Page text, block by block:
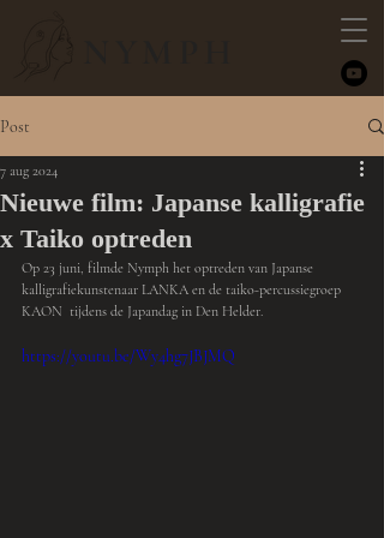
Post
Nieuwe film: Japanse kalligrafie
x Taiko optreden
7 aug 2024
Op 23 juni, filmde Nymph het optreden van Japanse
kalligrafiekunstenaar LANKA en de taiko-percussiegroep
KAON  tijdens de Japandag in Den Helder.
https://youtu.be/Wy4hg7JBJMQ